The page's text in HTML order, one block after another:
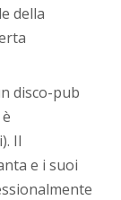
della
disco-pub
Il
e i suoi